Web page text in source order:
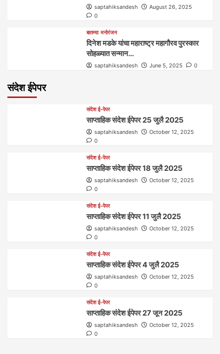
saptahiksandesh
August 26, 2025
0
बातम्या मनोरंजन
दिनेश मडके यांचा महाराष्ट्र महागौरव‌ पुरस्कार‌‌‌
सोहळ्यात सन्मान…
saptahiksandesh June 5, 2025 0
संदेश ईपेपर
संदेश ई-पेपर
साप्ताहिक संदेश ईपेपर 25 जुलै 2025
saptahiksandesh
October 12, 2025
0
संदेश ई-पेपर
साप्ताहिक संदेश ईपेपर 18 जुलै 2025
saptahiksandesh
October 12, 2025
0
संदेश ई-पेपर
साप्ताहिक संदेश ईपेपर 11 जुलै 2025
saptahiksandesh
October 12, 2025
0
संदेश ई-पेपर
साप्ताहिक संदेश ईपेपर 4 जुलै 2025
saptahiksandesh
October 12, 2025
0
संदेश ई-पेपर
साप्ताहिक संदेश ईपेपर 27 जून 2025
saptahiksandesh
October 12, 2025
0